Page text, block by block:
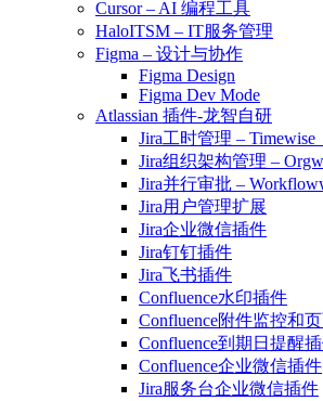
Cursor – AI 编程工具
HaloITSM – IT服务管理
Figma – 设计与协作
Figma Design
Figma Dev Mode
Atlassian 插件-龙智自研
Jira工时管理 – Timewise
Jira组织架构管理 –
Jira并行审批 –
Jira用户管理扩展
Jira企业微信插件
Jira钉钉插件
Jira飞书插件
Confluence水印插件
Confluence附件监控和
Confluence到期日提醒
Confluence企业微信插件
Jira服务台企业微信插件